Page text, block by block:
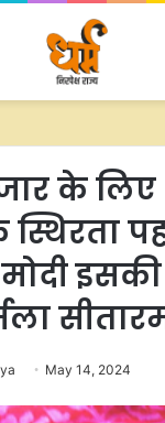
के लिए
इसकी
May 14, 2024